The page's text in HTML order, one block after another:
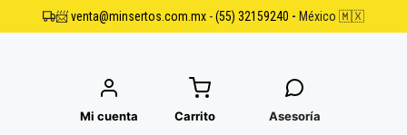
al
📨venta@minsertos.com.mx -(55) 32159240 - México 🇲🇽
Mi cuenta Carrito Asesoría